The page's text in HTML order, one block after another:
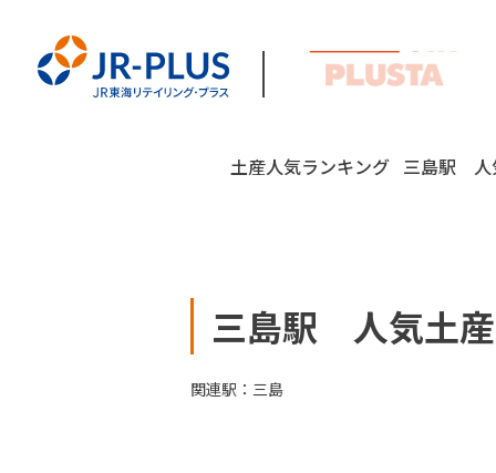
土産人気ランキング 三島駅 人
三島駅 人気土
関連駅： 三島